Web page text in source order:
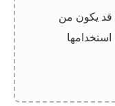
قد يكون من